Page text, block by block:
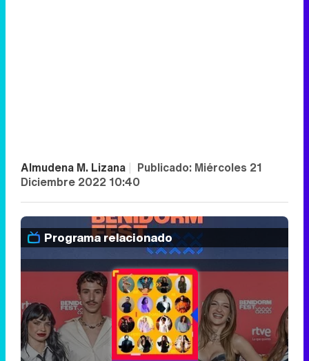
Almudena M. Lizana | Publicado: Miércoles 21
Diciembre 2022 10:40
Programa relacionado